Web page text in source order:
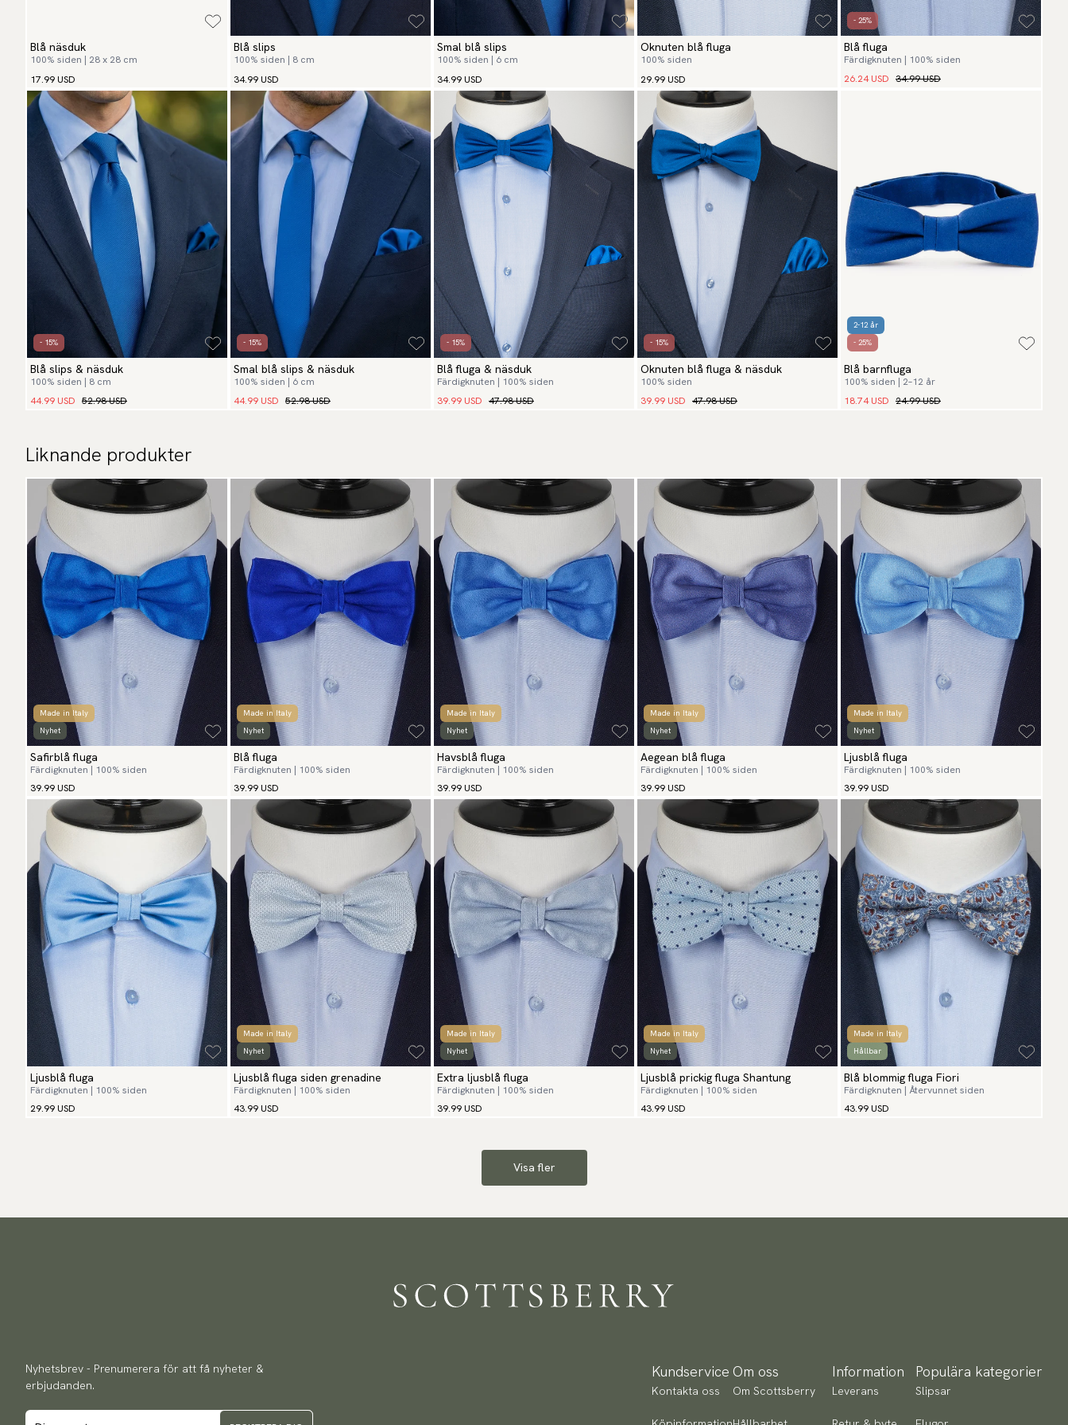
Blå näsduk
100% siden | 28 x 28 cm
17.99 USD
Blå slips
100% siden | 8 cm
34.99 USD
Smal blå slips
100% siden | 6 cm
34.99 USD
Oknuten blå fluga
100% siden
29.99 USD
- 25%
Blå fluga
Färdigknuten | 100% siden
26.24 USD 34.99 USD
- 15%
Blå slips & näsduk
100% siden | 8 cm
44.99 USD 52.98 USD
- 15%
Smal blå slips & näsduk
100% siden | 6 cm
44.99 USD 52.98 USD
- 15%
Blå fluga & näsduk
Färdigknuten | 100% siden
39.99 USD 47.98 USD
- 15%
Oknuten blå fluga & näsduk
100% siden
39.99 USD 47.98 USD
2-12 år
- 25%
Blå barnfluga
100% siden | 2–12 år
18.74 USD 24.99 USD
Liknande produkter
Made in Italy
Nyhet
Safirblå fluga
Färdigknuten | 100% siden
39.99 USD
Made in Italy
Nyhet
Blå fluga
Färdigknuten | 100% siden
39.99 USD
Made in Italy
Nyhet
Havsblå fluga
Färdigknuten | 100% siden
39.99 USD
Made in Italy
Nyhet
Aegean blå fluga
Färdigknuten | 100% siden
39.99 USD
Made in Italy
Nyhet
Ljusblå fluga
Färdigknuten | 100% siden
39.99 USD
Ljusblå fluga
Färdigknuten | 100% siden
29.99 USD
Made in Italy
Nyhet
Ljusblå fluga siden grenadine
Färdigknuten | 100% siden
43.99 USD
Made in Italy
Nyhet
Extra ljusblå fluga
Färdigknuten | 100% siden
39.99 USD
Made in Italy
Nyhet
Ljusblå prickig fluga Shantung
Färdigknuten | 100% siden
43.99 USD
Made in Italy
Hållbar
Blå blommig fluga Fiori
Färdigknuten | Återvunnet siden
43.99 USD
Visa fler
Nyhetsbrev - Prenumerera för att få nyheter &
erbjudanden.
Kundservice
Kontakta oss
Om oss
Om Scottsberry
Information
Leverans
Populära kategorier
Slipsar